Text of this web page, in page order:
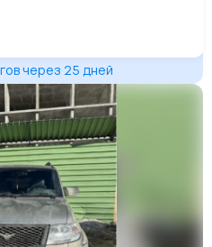
через 25 дней